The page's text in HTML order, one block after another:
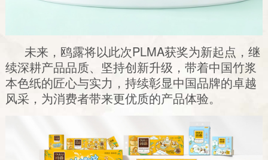
未来，鸥露将以此次PLMA获奖为新起点，继
续深耕产品品质、坚持创新升级，带着中国竹浆
本色纸的匠心与实力，持续彰显中国品牌的卓越
风采，为消费者带来更优质的产品体验。